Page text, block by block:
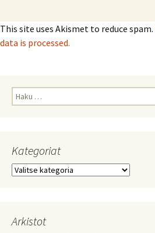
This site uses Akismet to reduce spam.
data is processed.
Haku:
Kategoriat
Kategoriat
Arkistot